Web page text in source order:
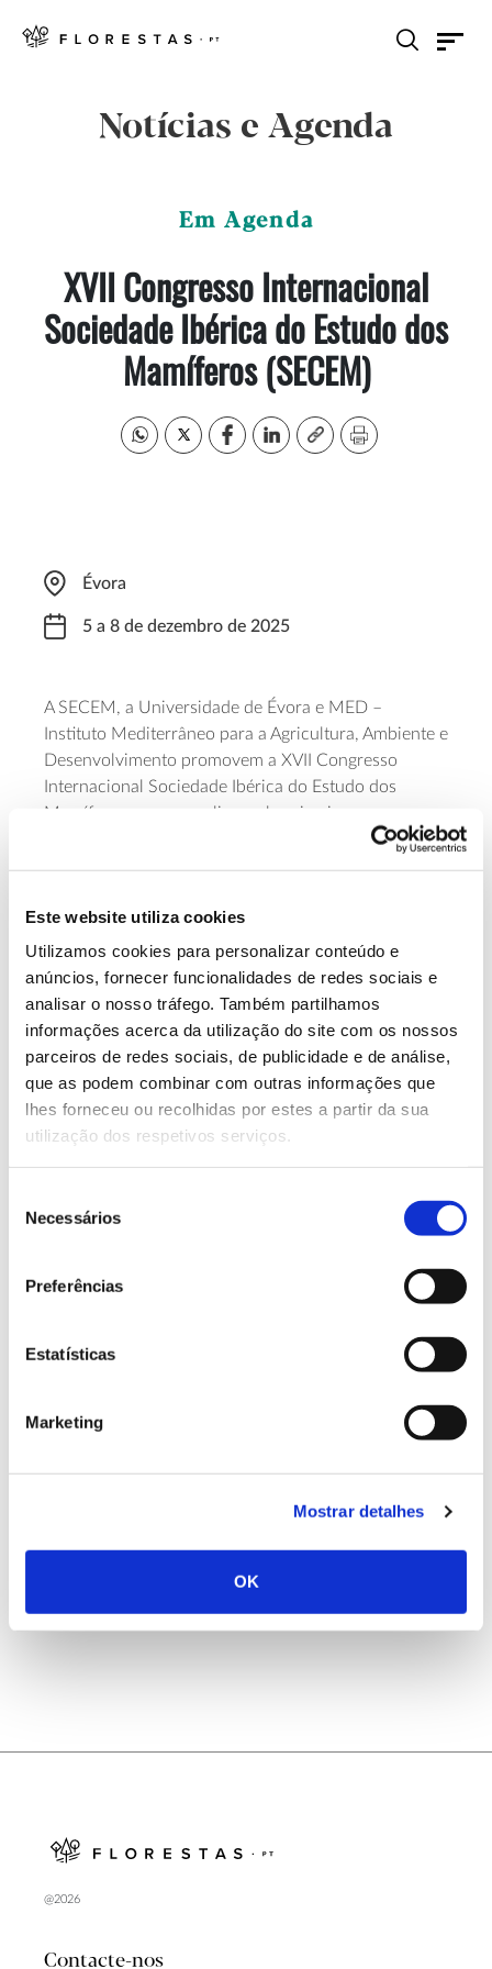
Este website utiliza cookies
Utilizamos cookies para personalizar conteúdo e
anúncios, fornecer funcionalidades de redes sociais e
analisar o nosso tráfego. Também partilhamos
informações acerca da utilização do site com os nossos
parceiros de redes sociais, de publicidade e de análise,
que as podem combinar com outras informações que
lhes forneceu ou recolhidas por estes a partir da sua
utilização dos respetivos serviços.
Necessários
Preferências
Estatísticas
Marketing
Mostrar detalhes
OK
Notícias e Agenda
Em Agenda
XVII Congresso Internacional
Sociedade Ibérica do Estudo dos
Mamíferos (SECEM)
Évora
5 a 8 de dezembro de 2025
A SECEM, a Universidade de Évora e MED –
Instituto Mediterrâneo para a Agricultura, Ambiente e
Desenvolvimento promovem a XVII Congresso
Internacional Sociedade Ibérica do Estudo dos
Mamíferos, que se realiza, pela primeira vez, em
terras portuguesas – em Évora – de 5 (14h00) a 8 de
estudo de morcegos, modelos para estimar a
densidade de populações de mamíferos captados
por fotoarmadilhagem são alguns dos temas em
foco.
Saber mais
13.07.2026
Genoma do priolo e de outras espécies em risco:
conhecer para conservar
Registar galhas de Trichi em acácia-das-espigas:
Natureza e florestas procuram jovens voluntários
@2026
Contacte-nos